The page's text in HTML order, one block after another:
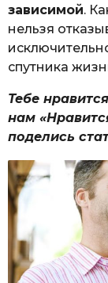
зависимой.
нельзя
спутника
Тебе
нам
поделись